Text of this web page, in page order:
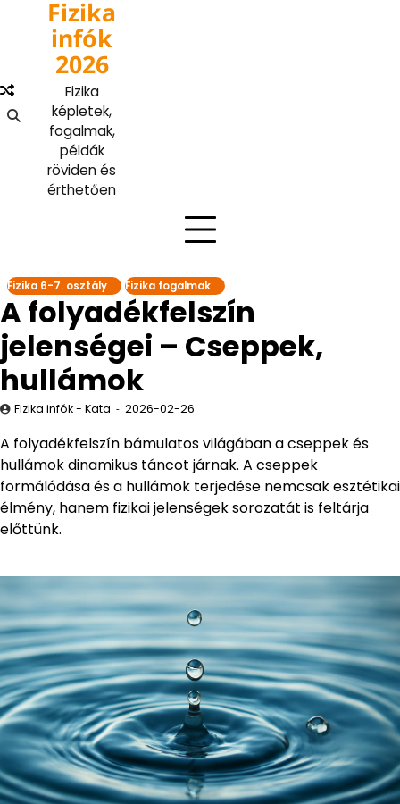
content
Fizika
infók
2026
Fizika
képletek,
fogalmak,
példák
röviden és
érthetően
Fizika 6-7. osztály Fizika fogalmak
A folyadékfelszín
jelenségei – Cseppek,
hullámok
Fizika infók - Kata 2026-02-26
A folyadékfelszín bámulatos világában a cseppek és
hullámok dinamikus táncot járnak. A cseppek
formálódása és a hullámok terjedése nemcsak esztétikai
élmény, hanem fizikai jelenségek sorozatát is feltárja
előttünk.